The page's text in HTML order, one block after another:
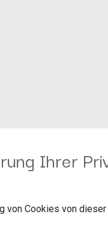
AM/FM DAB+Ihrer
von Cookies von